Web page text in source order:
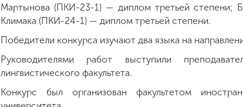
Мартынова (ПКИ-23-1) — диплом третьей степени;
Климака (ПКИ-24-1) — диплом третьей степени.
Победители конкурса изучают два языка на
Руководителями работ выступили
лингвистического факультета.
Конкурс был организован факультетом